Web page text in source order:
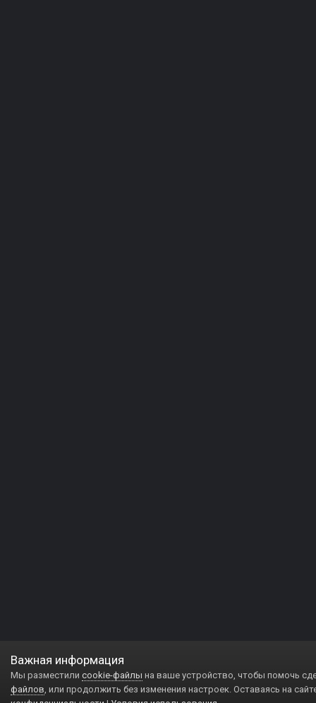
Важная информация
Мы разместили cookie-файлы на ваше устройство, чтобы помочь
файлов, или продолжить без изменения настроек. Оставаясь на